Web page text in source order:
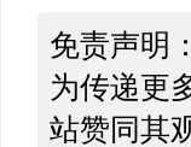
免责声明
为传递更
站赞同其